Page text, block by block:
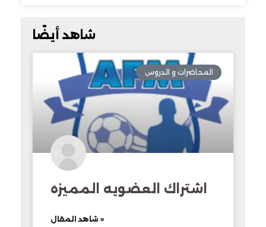
شاهد أيضًا
المحاضرات و الدروس
اشتراك العضويه المميزه
شاهد المقال »